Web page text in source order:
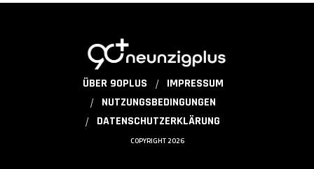
ÜBER 90PLUS
IMPRESSUM
NUTZUNGSBEDINGUNGEN
DATENSCHUTZERKLÄRUNG
COPYRIGHT 2026